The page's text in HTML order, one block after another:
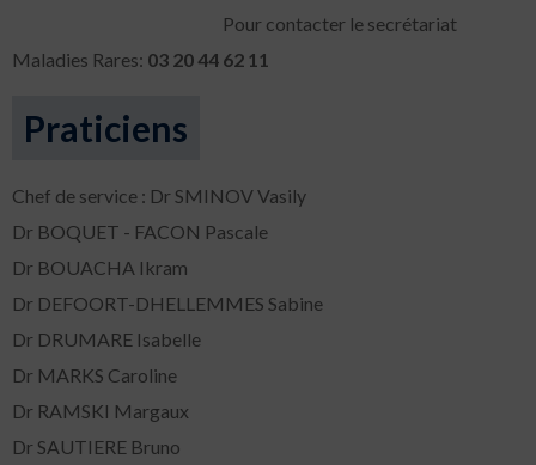
Pour contacter le secrétariat
Maladies Rares: 03 20 44 62 11
Praticiens
Chef de service : Dr SMINOV Vasily
Dr BOQUET - FACON Pascale
Dr BOUACHA Ikram
Dr DEFOORT-DHELLEMMES Sabine
Dr DRUMARE Isabelle
Dr MARKS Caroline
Dr RAMSKI Margaux
Dr SAUTIERE Bruno